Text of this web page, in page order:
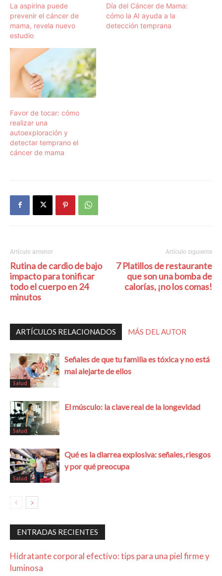
La aspirina puede
prevenir el cáncer de
mama, revela nuevo
estudio
Día del Cáncer de Mama:
cómo la AI ayuda a la
detección temprana
Favor de tocar: cómo
realizar una
autoexploración y
detectar temprano el
cáncer de mama
Artículo anterior
Rutina de cardio de bajo
impacto para tonificar
todo el cuerpo en 24
minutos
Artículo siguiente
7 Platillos de restaurante
que son una bomba de
calorías, ¡no los comas!
ARTÍCULOS RELACIONADOS MÁS DEL AUTOR
Salud
Señales de que tu familia es tóxica y no está
mal alejarte de ellos
Salud
El músculo: la clave real de la longevidad
Salud
Qué es la diarrea explosiva: señales, riesgos
y por qué preocupa
ENTRADAS RECIENTES
Hidratante corporal efectivo: tips para una piel firme y
luminosa